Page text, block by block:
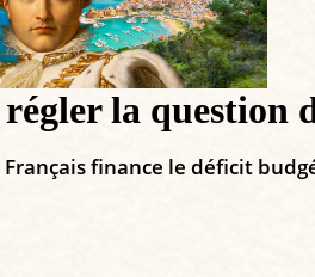
la question
finance le déficit